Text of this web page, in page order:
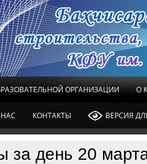
ОРГАНИЗАЦИИ О
КОНТАКТЫ ВЕРСИЯ
за день 20